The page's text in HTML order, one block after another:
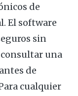
de
El software
sin
una
de
cualquier